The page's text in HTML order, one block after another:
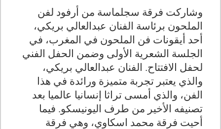
وشاركت فرقة سجلماسة من أرفود لفن
الملحون برئاسة الفنان عبدالعالي بريكي،
أحد أيقونات فن الملحون في المغرب، في
الجلسة الشعرية الأولى وضمن الحفل الفني
لحفل الافتتاح. الفنان عبدالعالي بريكي،
والذي يعتبر تجربة متميزة ورائدة في هذا
الفن، والذي أمسى تراثا إنسانيا عالميا بعد
تصنيفه الأخير من طرف اليونيسكو. فيما
أحيت فرقة محمد اسكاوي، وهي فرقة